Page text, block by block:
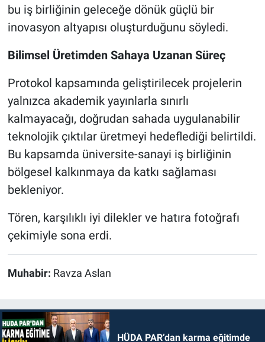
bu iş birliğinin geleceğe dönük güçlü bir
inovasyon altyapısı oluşturduğunu söyledi.
Bilimsel Üretimden Sahaya Uzanan Süreç
Protokol kapsamında geliştirilecek projelerin
yalnızca akademik yayınlarla sınırlı
kalmayacağı, doğrudan sahada uygulanabilir
teknolojik çıktılar üretmeyi hedeflediği belirtildi.
Bu kapsamda üniversite-sanayi iş birliğinin
bölgesel kalkınmaya da katkı sağlaması
bekleniyor.
Tören, karşılıklı iyi dilekler ve hatıra fotoğrafı
çekimiyle sona erdi.
Muhabir: Ravza Aslan
HÜDA PAR’dan karma eğitimde